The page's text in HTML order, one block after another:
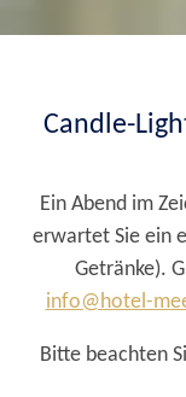
Candle-
Ein Abend im
erwartet Sie ein
Getränke).
info@hotel-
Bitte beachten